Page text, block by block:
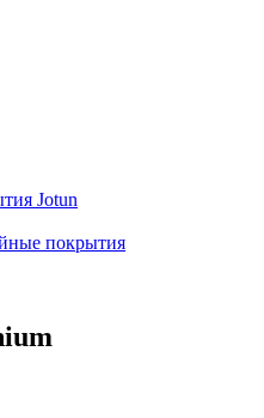
Jotun
покрытия